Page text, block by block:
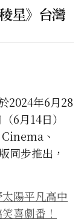
星》台灣
2024年6月28
6月14日）
、
同步推出，
陽平凡高中
喜劇番！